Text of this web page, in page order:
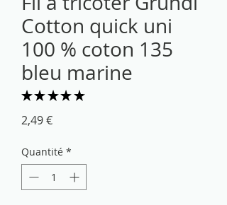
Cotton quick uni
100 % coton 135
bleu marine
★ ★ ★ ★ ★
2,49 €Prix
Quantité *